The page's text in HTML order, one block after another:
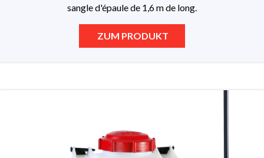
sangle d'épaule de 1,6 m de long.
ZUM PRODUKT